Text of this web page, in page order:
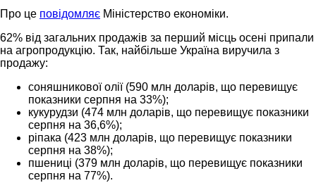
Про це повідомляє Міністерство економіки.
62% від загальних продажів за перший місць осені припали
на агропродукцію. Так, найбільше Україна виручила з
продажу:
соняшникової олії (590 млн доларів, що перевищує
показники серпня на 33%);
кукурудзи (474 млн доларів, що перевищує показники
серпня на 36,6%);
ріпака (423 млн доларів, що перевищує показники
серпня на 38%);
пшениці (379 млн доларів, що перевищує показники
серпня на 77%).